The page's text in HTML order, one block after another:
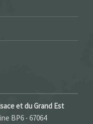
et du Grand Est
BP6 - 67064